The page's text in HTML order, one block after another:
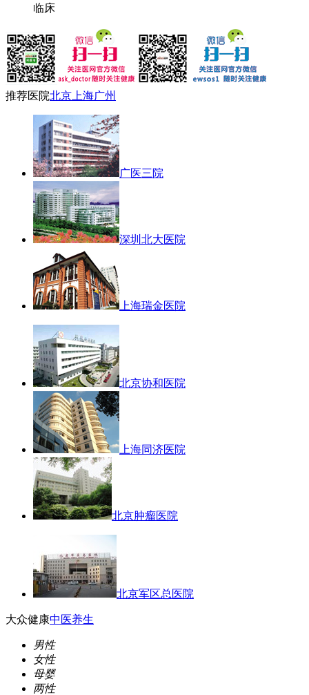
临床
推荐医院北京 上海广州
广医三院
深圳北大医院
上海瑞金医院
北京协和医院
上海同济医院
北京肿瘤医院
北京军区总医院
大众健康中医养生
男性
女性
母婴
两性